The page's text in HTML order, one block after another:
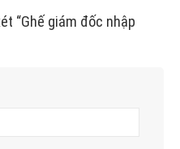
“Ghế giám đốc nhập